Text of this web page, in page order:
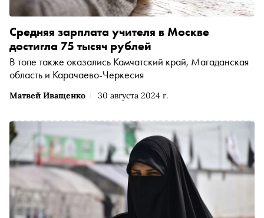
Матвей Иващенко 30 августа 2024 г.
Средняя зарплата учителя в Москве
достигла 75 тысяч рублей
В топе также оказались Камчатский край, Магаданская
область и Карачаево-Черкесия